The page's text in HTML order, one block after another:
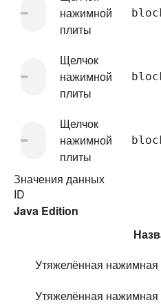
нажимной
плиты
Щелчок
нажимной
плиты
Щелчок
нажимной
плиты
Значения данных
ID
Java Edition
Утяжелённая нажимная
Утяжелённая нажимная